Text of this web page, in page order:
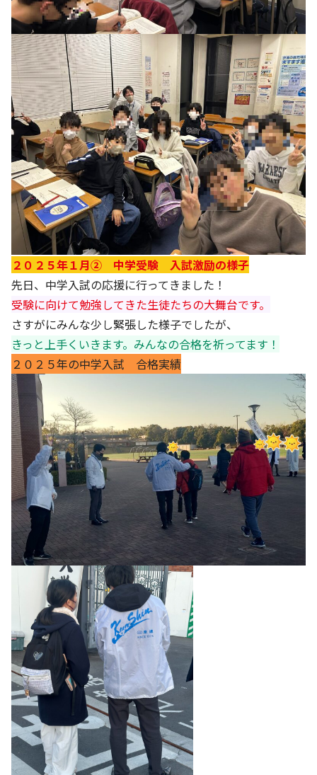
２０２５年１月② 中学受験 入試激励の様子
先日、中学入試の応援に行ってきました！
受験に向けて勉強してきた生徒たちの大舞台です。
さすがにみんな少し緊張した様子でしたが、
きっと上手くいきます。みんなの合格を祈ってます！
２０２５年の中学入試 合格実績